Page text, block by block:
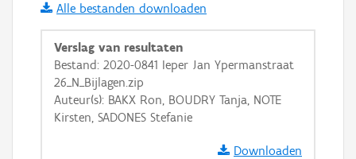
i
+ −
Alle bestanden downloaden
Verslag van resultaten
Bestand: 2020-0841 Ieper Jan Ypermanstraat
26_N_Bijlagen.zip
Auteur(s): BAKX Ron, BOUDRY Tanja, NOTE
Kirsten, SADONES Stefanie
Downloaden